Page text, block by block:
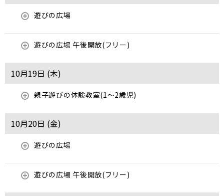
遊びの広場
遊びの広場 午後開放(フリー)
10月19日 (木)
親子遊びの体験教室(1～2歳児)
10月20日 (金)
遊びの広場
遊びの広場 午後開放(フリー)